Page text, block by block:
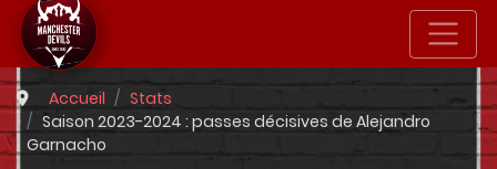
Accueil
Stats
Saison 2023-2024 : passes décisives de Alejandro
Garnacho